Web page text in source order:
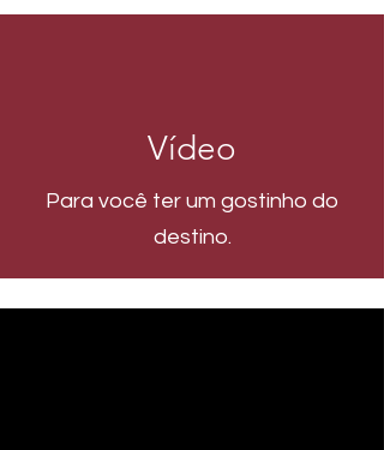
Vídeo
Para você ter um gostinho do
destino.